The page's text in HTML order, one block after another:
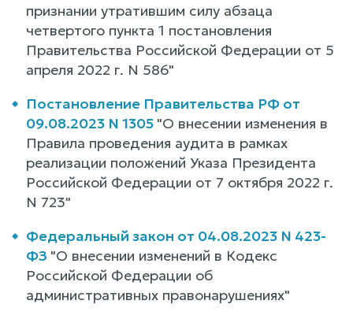
признании утратившим силу абзаца
четвертого пункта 1 постановления
Правительства Российской Федерации от 5
апреля 2022 г. N 586"
Постановление Правительства РФ от
09.08.2023 N 1305 "О внесении изменения в
Правила проведения аудита в рамках
реализации положений Указа Президента
Российской Федерации от 7 октября 2022 г.
N 723"
Федеральный закон от 04.08.2023 N 423-
ФЗ "О внесении изменений в Кодекс
Российской Федерации об
административных правонарушениях"